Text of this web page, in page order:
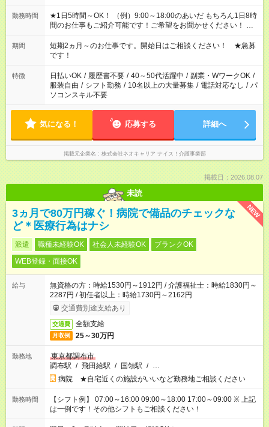
勤務時間
★1日5時間～OK！ （例）9:00～18:00のあいだ もちろん1日8時
間のお仕事もご紹介可能です！ご希望をお聞かせください！ ★
家庭の都合でお休みが必要な場合も遠慮なくご相談ください。
※週最低15時間以上の勤務が必要です
期間
短期2ヵ月～のお仕事です。開始日はご相談ください！ ★急募
です！
特徴 日払いOK / 履歴書不要 / 40～50代活躍中 / 副業・WワークOK /
服装自由 / シフト勤務 / 10名以上の大量募集 / 電話対応なし / パ
ソコンスキル不要
気になる！ 応募する 詳細へ
掲載元企業名 株式会社ネオキャリア ナイス！介護事業部
掲載日：2026.08.07
未読
NEW
3ヵ月で80万円稼ぐ！病院で備品のチェックな
ど＊医療行為はナシ
派遣 職種未経験OK 社会人未経験OK
ブランクOK
WEB登録・面接OK
給与
無資格の方：時給1530円～1912円 / 介護福祉士：時給1830円～
2287円 / 初任者以上：時給1730円～2162円
交通費別途支給あり
交通費 全額支給
月収例 25～30万円
勤務地
東京都調布市
調布駅 / 飛田給駅 / 国領駅 / …
病院 ★自宅近くの施設がいいなど勤務地ご相談ください
勤務時間
【シフト例】 07:00～16:00 09:00～18:00 17:00～09:00 ※ 上記
は一例です！その他シフトもご相談ください！